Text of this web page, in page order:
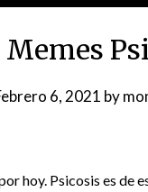
6, 2021 by
hoy. Psicosis es de